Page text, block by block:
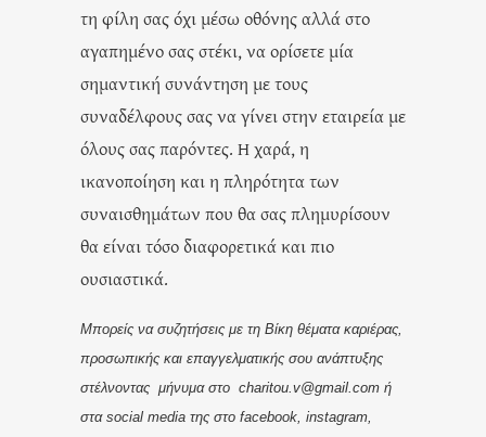
τη φίλη σας όχι μέσω οθόνης αλλά στο
αγαπημένο σας στέκι, να ορίσετε μία
σημαντική συνάντηση με τους
συναδέλφους σας να γίνει στην εταιρεία με
όλους σας παρόντες. Η χαρά, η
ικανοποίηση και η πληρότητα των
συναισθημάτων που θα σας πλημυρίσουν
θα είναι τόσο διαφορετικά και πιο
ουσιαστικά.
Μπορείς να συζητήσεις με τη Βίκη θέματα καριέρας,
προσωπικής και επαγγελματικής σου ανάπτυξης
στέλνοντας μήνυμα στο charitou.v@gmail.com ή
στα social media της στο facebook, instagram,